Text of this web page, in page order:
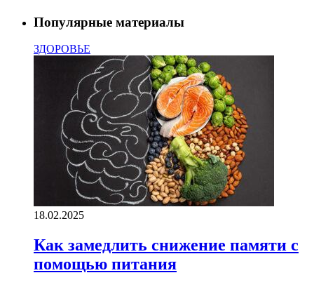
Популярные материалы
ЗДОРОВЬЕ
18.02.2025
Как замедлить снижение памяти с
помощью питания